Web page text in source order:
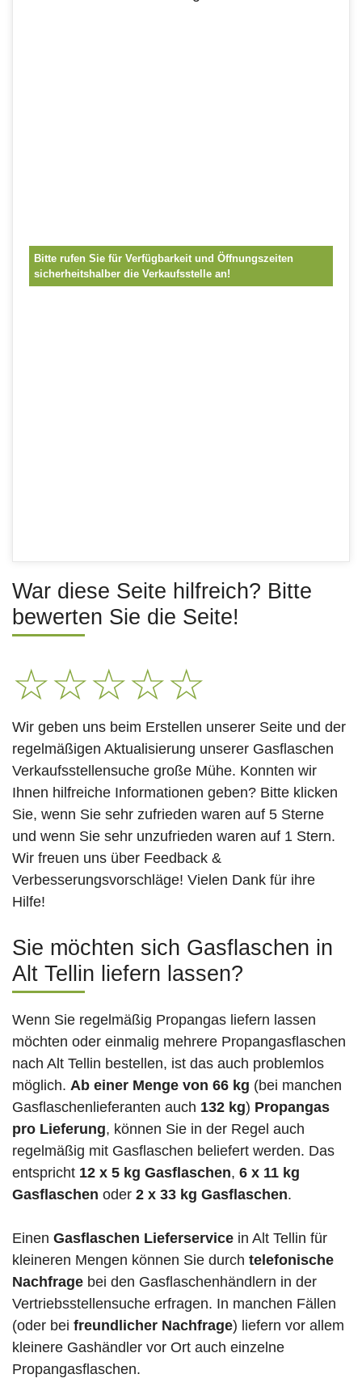
Bitte rufen Sie für Verfügbarkeit und Öffnungszeiten
sicherheitshalber die Verkaufsstelle an!
War diese Seite hilfreich? Bitte
bewerten Sie die Seite!
☆☆☆☆☆
Wir geben uns beim Erstellen unserer Seite und der
regelmäßigen Aktualisierung unserer Gasflaschen
Verkaufsstellensuche große Mühe. Konnten wir
Ihnen hilfreiche Informationen geben? Bitte klicken
Sie, wenn Sie sehr zufrieden waren auf 5 Sterne
und wenn Sie sehr unzufrieden waren auf 1 Stern.
Wir freuen uns über Feedback &
Verbesserungsvorschläge! Vielen Dank für ihre
Hilfe!
Sie möchten sich Gasflaschen in
Alt Tellin liefern lassen?
Wenn Sie regelmäßig Propangas liefern lassen
möchten oder einmalig mehrere Propangasflaschen
nach Alt Tellin bestellen, ist das auch problemlos
möglich. Ab einer Menge von 66 kg (bei manchen
Gasflaschenlieferanten auch 132 kg) Propangas
pro Lieferung, können Sie in der Regel auch
regelmäßig mit Gasflaschen beliefert werden. Das
entspricht 12 x 5 kg Gasflaschen, 6 x 11 kg
Gasflaschen oder 2 x 33 kg Gasflaschen.
Einen Gasflaschen Lieferservice in Alt Tellin für
kleineren Mengen können Sie durch telefonische
Nachfrage bei den Gasflaschenhändlern in der
Vertriebsstellensuche erfragen. In manchen Fällen
(oder bei freundlicher Nachfrage) liefern vor allem
kleinere Gashändler vor Ort auch einzelne
Propangasflaschen.